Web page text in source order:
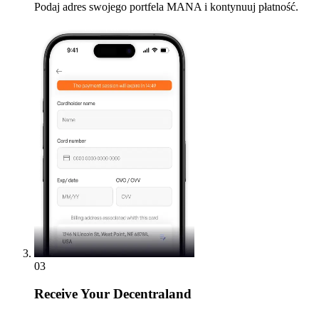
Podaj adres swojego portfela MANA i kontynuuj płatność.
03
ReceiveYour Decentraland